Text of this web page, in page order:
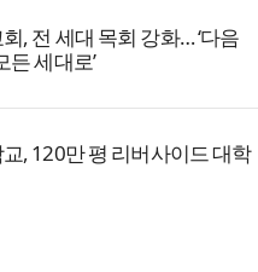
, 전 세대 목회 강화… ‘다음
든 세대로’
, 120만 평 리버사이드 대학